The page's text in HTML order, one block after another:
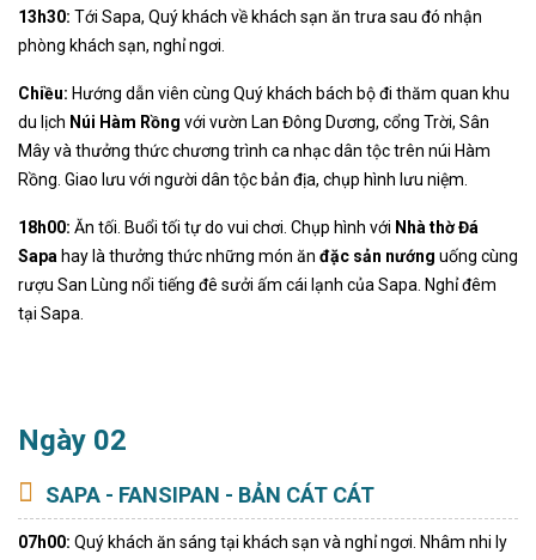
13h30: Tới Sapa, Quý khách về khách sạn ăn trưa sau đó nhận
phòng khách sạn, nghỉ ngơi.
Chiều: Hướng dẫn viên cùng Quý khách bách bộ đi thăm quan khu
du lịch Núi Hàm Rồng với vườn Lan Đông Dương, cổng Trời, Sân
Mây và thưởng thức chương trình ca nhạc dân tộc trên núi Hàm
Rồng. Giao lưu với người dân tộc bản địa, chụp hình lưu niệm.
18h00: Ăn tối. Buổi tối tự do vui chơi. Chụp hình với Nhà thờ Đá
Sapa hay là thưởng thức những món ăn đặc sản nướng uống cùng
rượu San Lùng nổi tiếng đê sưởi ấm cái lạnh của Sapa. Nghỉ đêm
tại Sapa.
Ngày 02
SAPA - FANSIPAN - BẢN CÁT CÁT
07h00: Quý khách ăn sáng tại khách sạn và nghỉ ngơi. Nhâm nhi ly